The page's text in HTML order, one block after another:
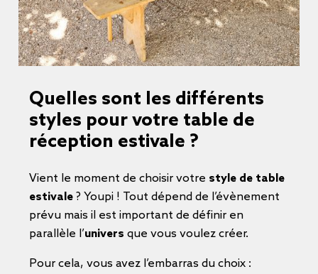
Quelles sont les différents
styles pour votre table de
réception estivale ?
Vient le moment de choisir votre style de table
estivale ? Youpi ! Tout dépend de l’évènement
prévu mais il est important de définir en
parallèle l’univers que vous voulez créer.
Pour cela, vous avez l’embarras du choix :